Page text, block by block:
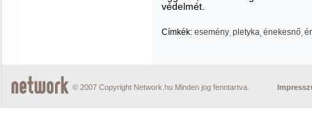
védelmét.
Címkék: esemény pletyka énekesnő
© 2007 Copyright Network.hu Minden jog fenntartva.